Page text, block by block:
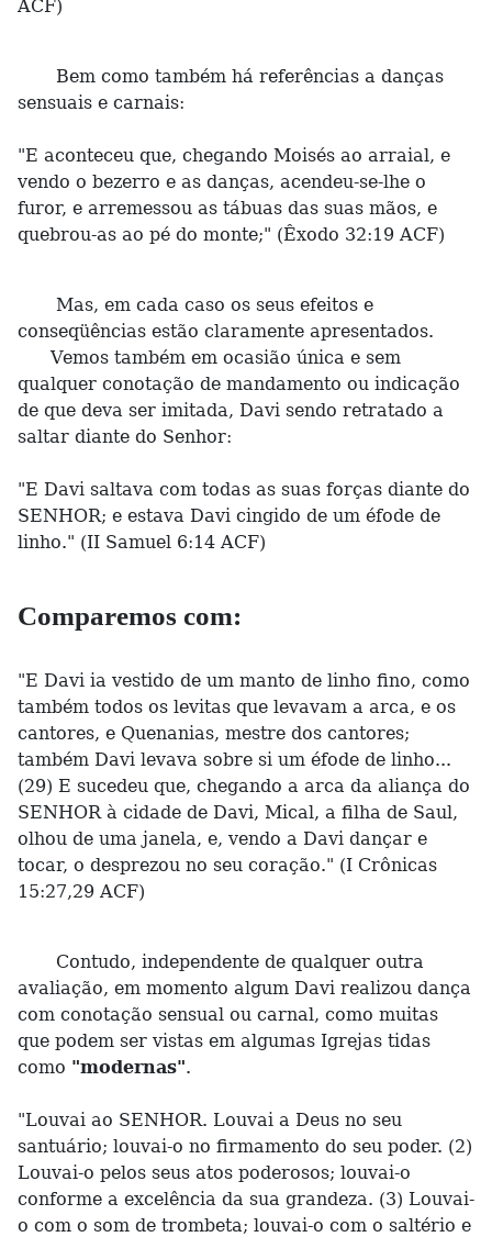
ACF)
Bem como também há referências a danças
sensuais e carnais:
"E aconteceu que, chegando Moisés ao arraial, e
vendo o bezerro e as danças, acendeu-se-lhe o
furor, e arremessou as tábuas das suas mãos, e
quebrou-as ao pé do monte;" (Êxodo 32:19 ACF)
Mas, em cada caso os seus efeitos e
conseqüências estão claramente apresentados.
Vemos também em ocasião única e sem
qualquer conotação de mandamento ou indicação
de que deva ser imitada, Davi sendo retratado a
saltar diante do Senhor:
"E Davi saltava com todas as suas forças diante do
SENHOR; e estava Davi cingido de um éfode de
linho." (II Samuel 6:14 ACF)
Comparemos com:
"E Davi ia vestido de um manto de linho fino, como
também todos os levitas que levavam a arca, e os
cantores, e Quenanias, mestre dos cantores;
também Davi levava sobre si um éfode de linho...
(29) E sucedeu que, chegando a arca da aliança do
SENHOR à cidade de Davi, Mical, a filha de Saul,
olhou de uma janela, e, vendo a Davi dançar e
tocar, o desprezou no seu coração." (I Crônicas
15:27,29 ACF)
Contudo, independente de qualquer outra
avaliação, em momento algum Davi realizou dança
com conotação sensual ou carnal, como muitas
que podem ser vistas em algumas Igrejas tidas
como "modernas".
"Louvai ao SENHOR. Louvai a Deus no seu
santuário; louvai-o no firmamento do seu poder. (2)
Louvai-o pelos seus atos poderosos; louvai-o
conforme a excelência da sua grandeza. (3) Louvai-
o com o som de trombeta; louvai-o com o saltério e